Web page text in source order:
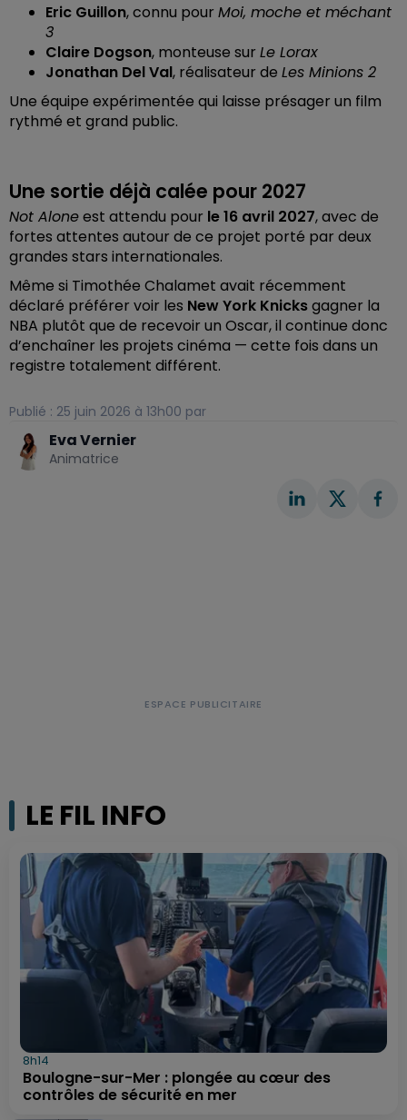
Eric Guillon, connu pour Moi, moche et méchant
3
Claire Dogson, monteuse sur Le Lorax
Jonathan Del Val, réalisateur de Les Minions 2
Une équipe expérimentée qui laisse présager un film
rythmé et grand public.
Une sortie déjà calée pour 2027
Not Aloneest attendu pour le 16 avril 2027, avec de
fortes attentes autour de ce projet porté par deux
grandes stars internationales.
Même si Timothée Chalamet avait récemment
déclaré préférer voir les New York Knicksgagner la
NBA plutôt que de recevoir un Oscar, il continue donc
d’enchaîner les projets cinéma — cette fois dans un
registre totalement différent.
Publié : 25 juin 2026 à 13h00 par
Eva Vernier
Animatrice
LE FIL INFO
8h14
Boulogne-sur-Mer : plongée au cœur des
contrôles de sécurité en mer